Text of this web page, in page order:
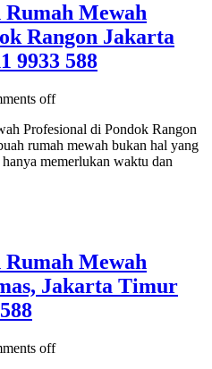
Mewah
Rangon Jakarta
9933 588
off
Profesional di Pondok Rangon
rumah mewah bukan hal yang
memerlukan waktu dan
Mewah
Jakarta Timur
off